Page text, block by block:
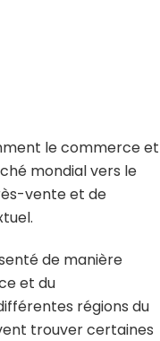
le commerce et
mondial vers le
vente et de
de manière
et du
régions du
trouver certaines